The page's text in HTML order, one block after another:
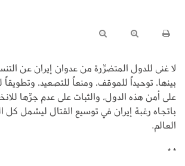
لا غنى للدول المتضرِّرة من عدوان إيران عن
بينها، توحيداً للموقف، ومنعاً للتصعيد،
على أمن هذه الدول، والثبات على عدم جرِّها
باتجاه رغبة إيران في توسيع القتال ليشمل كل
العالم.
* *